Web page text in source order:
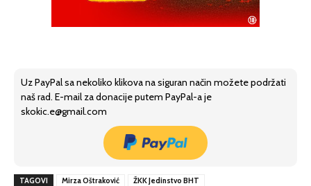
Uz PayPal sa nekoliko klikova na siguran način možete podržati
naš rad. E-mail za donacije putem PayPal-a je
skokic.e@gmail.com
TAGOVI Mirza Oštraković ŽKK Jedinstvo BHT